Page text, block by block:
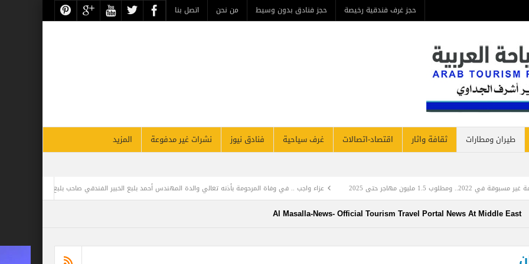
حجز غرف فندقية رخيصة حجز فنادق بدون وسيط من نحن اتصل بنا
ثقافة واثار اقتصاد-اتصالات غرف سياحية فنادق نيوز نشرات غير مدفوعة
المزيد
عزاء واجب .. في وفاة المرحومة بأذنه تعالي والدة المهندس أحمد بلبع الخبير الفندقي صاحب بلبع جروب
مغامر مصري يحطم الرقم
Al Masalla-News- Official Tourism Travel Portal News At